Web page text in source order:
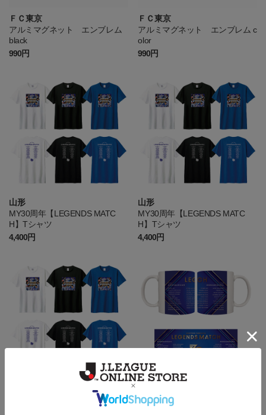
ＦＣ東京
アルミマグネット エンブレム
black
990円
ＦＣ東京
アルミマグネット エンブレム c
olor
990円
山形
MY30周年【LEGENDS MATC
H】Tシャツ
4,400円
山形
MY30周年【LEGENDS MATC
H】Tシャツ
4,400円
MY30周年【LEGENDS MATC
MY30周年【LEGENDS MATC
H】マグカップ